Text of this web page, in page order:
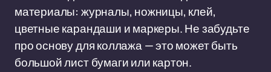
материалы: журналы, ножницы, клей,
цветные карандаши и маркеры. Не забудьте
про основу для коллажа — это может быть
большой лист бумаги или картон.